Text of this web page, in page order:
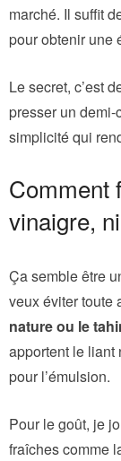
marché. Il suffit
pour obtenir une
Le secret, c’est
presser un demi-
simplicité qui
Comment
vinaigre,
Ça semble être
veux éviter toute
nature ou le
apportent le liant
pour l’émulsion.
Pour le goût, je
fraîches comme